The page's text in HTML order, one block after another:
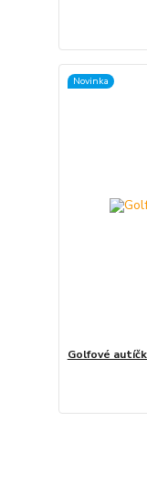
Novinka
Golfové